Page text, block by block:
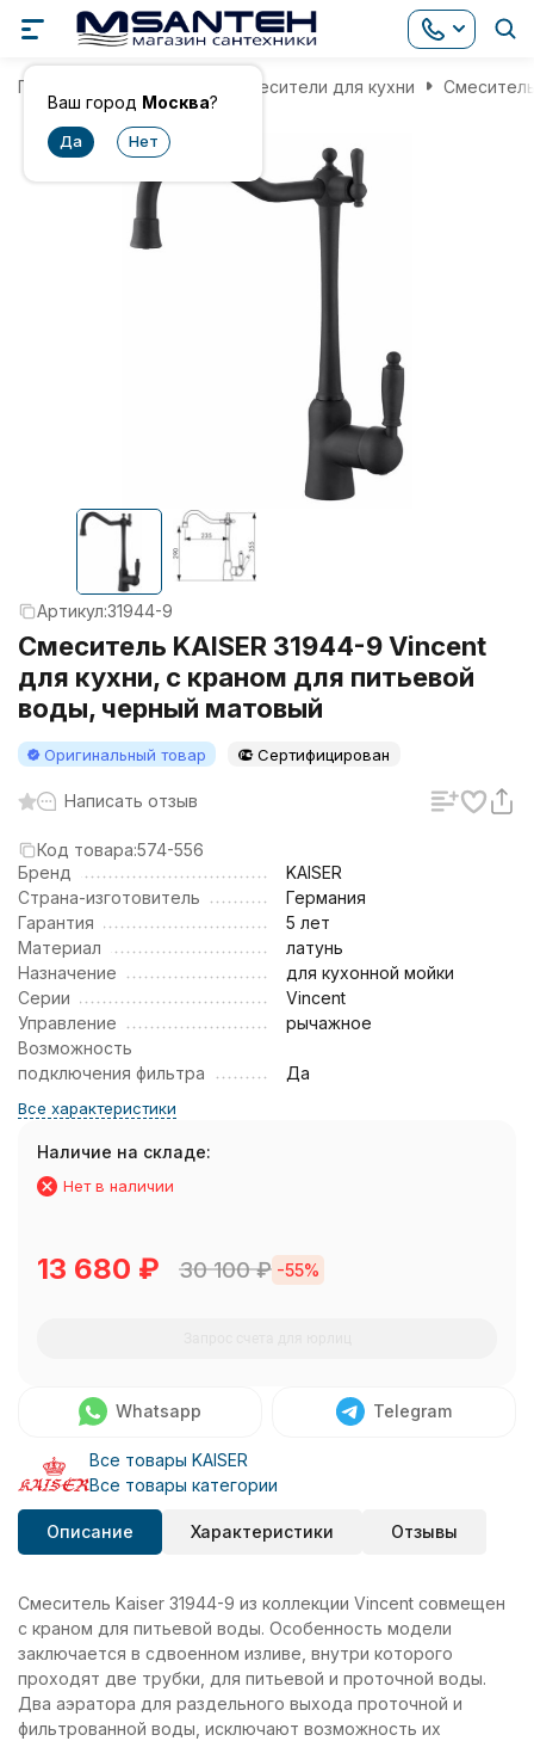
Ваш город Москва?
Главная Смесители для кухни
Артикул:31944-9
Смеситель KAISER 31944-9 Vincent
для кухни, с краном для питьевой
воды, черный матовый
Оригинальный товар Сертифицирован
Написать отзыв
Код товара:574-556
Бренд
KAISER
Страна-изготовитель
Германия
Гарантия
5 лет
Материал
латунь
Назначение
для кухонной мойки
Серии
Vincent
Управление
рычажное
Возможность
подключения фильтра
Да
Все характеристики
Наличие на складе:
Нет в наличии
13 680 ₽ 30 100₽ -55%
Whatsapp Telegram
Все товары KAISER
Все товары категории
Описание Характеристики Отзывы
Смеситель Kaiser 31944-9 из коллекции Vincent совмещен
с краном для питьевой воды. Особенность модели
заключается в сдвоенном изливе, внутри которого
проходят две трубки, для питьевой и проточной воды.
Два аэратора для раздельного выхода проточной и
фильтрованной воды, исключают возможность их